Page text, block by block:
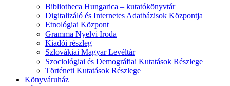
Bibliotheca Hungarica – kutatókönyvtár
Digitalizáló és Internetes Adatbázisok Központja
Etnológiai Központ
Gramma Nyelvi Iroda
Kiadói részleg
Szlovákiai Magyar Levéltár
Szociológiai és Demográfiai Kutatások Részlege
Történeti Kutatások Részlege
Könyváruház